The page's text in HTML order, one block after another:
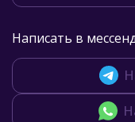
Написать в